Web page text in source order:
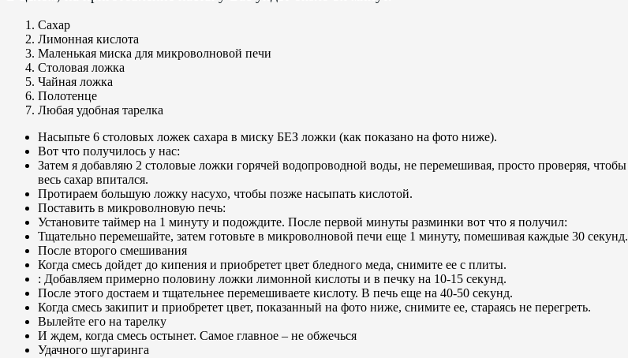
Сахар
Лимонная кислота
Маленькая миска для микроволновой печи
Столовая ложка
Чайная ложка
Полотенце
Любая удобная тарелка
Насыпьте 6 столовых ложек сахара в миску БЕЗ ложки (как показано на фото ниже).
Вот что получилось у нас:
Затем я добавляю 2 столовые ложки горячей водопроводной воды, не перемешивая, просто проверяя, чтобы
весь сахар впитался.
Протираем большую ложку насухо, чтобы позже насыпать кислотой.
Поставить в микроволновую печь:
Установите таймер на 1 минуту и подождите. После первой минуты разминки вот что я получил:
Тщательно перемешайте, затем готовьте в микроволновой печи еще 1 минуту, помешивая каждые 30 секунд.
После второго смешивания
Когда смесь дойдет до кипения и приобретет цвет бледного меда, снимите ее с плиты.
: Добавляем примерно половину ложки лимонной кислоты и в печку на 10-15 секунд.
После этого достаем и тщательнее перемешиваете кислоту. В печь еще на 40-50 секунд.
Когда смесь закипит и приобретет цвет, показанный на фото ниже, снимите ее, стараясь не перегреть.
Вылейте его на тарелку
И ждем, когда смесь остынет. Самое главное – не обжечься
Удачного шугаринга